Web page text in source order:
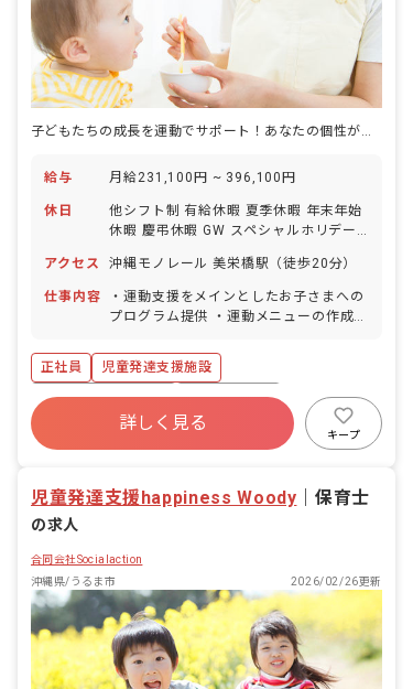
子どもたちの成長を運動でサポート！あなたの個性が輝く場所がここにあります。
給与 月給231,100円 ~ 396,100円
休日
他シフト制 有給休暇 夏季休暇 年末年始
休暇 慶弔休暇 GW スペシャルホリデー
女ともにあり ※年間休日120日
アクセス 沖縄モノレール 美栄橋駅（徒歩20分）
仕事内容
・運動支援をメインとしたお子さまへの
プログラム提供 ・運動メニューの作成
作業 ・環境整備・清掃 ・希望に合わせ
たプロジェクトへの参画 （運動プログラ
ム作成プロジェクトへの参画、面接官へ
の挑戦、スタジオリーダーへの挑戦、海
外出張の通訳、など、関心のあるキャリ
アに合わせて挑戦することができます）
正社員
児童発達支援施設
ボーナス・賞与あり
社会保険完備
未経験歓迎
詳しく見る
キープ
児童発達支援happiness Woody ｜保育士
の求人
合同会社Socialaction
沖縄県/うるま市
2026/02/26更新